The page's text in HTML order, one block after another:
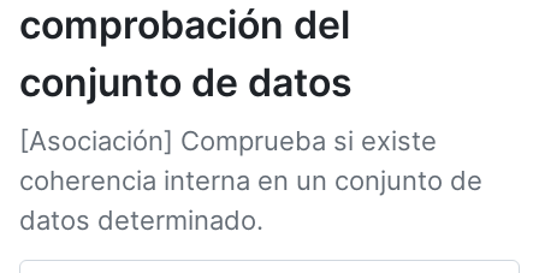
comprobación del
conjunto de datos
[Asociación] Comprueba si existe
coherencia interna en un conjunto de
datos determinado.